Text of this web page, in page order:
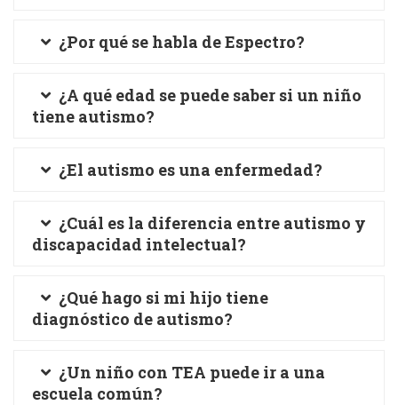
¿Por qué se habla de Espectro?
¿A qué edad se puede saber si un niño
tiene autismo?
¿El autismo es una enfermedad?
¿Cuál es la diferencia entre autismo y
discapacidad intelectual?
¿Qué hago si mi hijo tiene
diagnóstico de autismo?
¿Un niño con TEA puede ir a una
escuela común?